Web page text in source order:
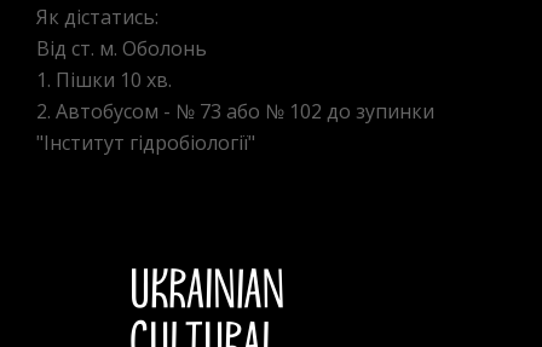
Як дістатись:
Від ст. м. Оболонь
1. Пішки 10 хв.
2. Автобусом - № 73 або № 102 до зупинки
"Інститут гідробіології"